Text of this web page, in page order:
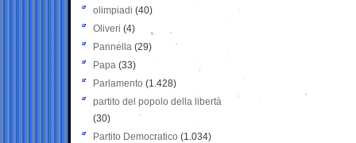
olimpiadi (40)
Oliveri (4)
Pannella (29)
Papa (33)
Parlamento (1.428)
partito del popolo della libertà
(30)
Partito Democratico (1.034)